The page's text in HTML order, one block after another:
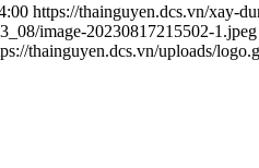
https://thainguyen.dcs.vn/xay-
image-20230817215502-1.jpeg
thainguyen.dcs.vn/uploads/